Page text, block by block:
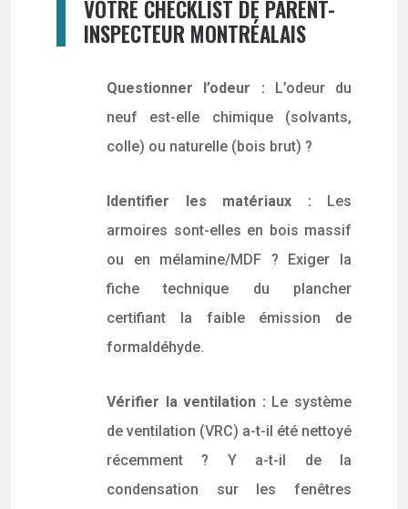
VOTRE CHECKLIST DE PARENT-
INSPECTEUR MONTRÉALAIS
Questionner l’odeur : L’odeur du
neuf est-elle chimique (solvants,
colle) ou naturelle (bois brut) ?
Identifier les matériaux : Les
armoires sont-elles en bois massif
ou en mélamine/MDF ? Exiger la
fiche technique du plancher
certifiant la faible émission de
formaldéhyde.
Vérifier la ventilation : Le système
de ventilation (VRC) a-t-il été nettoyé
récemment ? Y a-t-il de la
condensation sur les fenêtres